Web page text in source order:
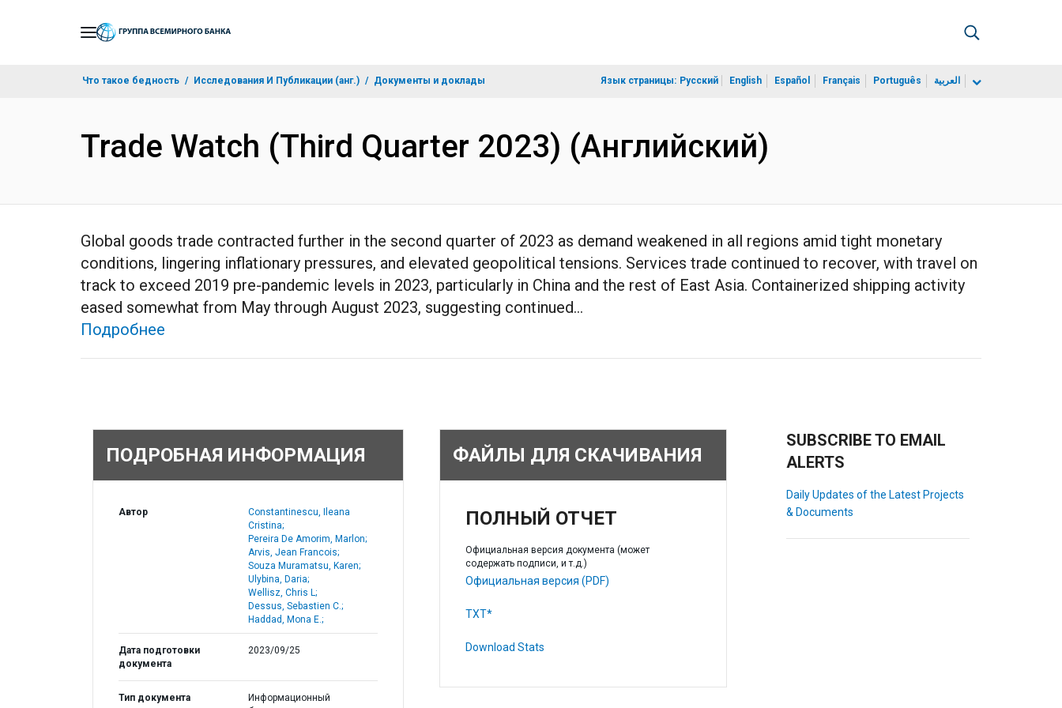
Что такое бедность Исследования И Публикации (анг.) Документы и доклады Язык страницы: Русский English Español Français Português العربية
Trade Watch (Third Quarter 2023) (Английский)
Global goods trade contracted further in the second quarter of 2023 as demand weakened in all regions amid tight monetary
conditions, lingering inflationary pressures, and elevated geopolitical tensions. Services trade continued to recover, with travel on
track to exceed 2019 pre-pandemic levels in 2023, particularly in China and the rest of East Asia. Containerized shipping activity
eased somewhat from May through August 2023, suggesting continued...
Подробнее
ПОДРОБНАЯ ИНФОРМАЦИЯ
Автор
Constantinescu, Ileana
Cristina;
Pereira De Amorim, Marlon;
Arvis, Jean Francois;
Souza Muramatsu, Karen;
Ulybina, Daria;
Wellisz, Chris L;
Dessus, Sebastien C.;
Haddad, Mona E.;
Дата подготовки
документа
2023/09/25
Тип документа
Информационный
ФАЙЛЫ ДЛЯ СКАЧИВАНИЯ
ПОЛНЫЙ ОТЧЕТ
Официальная версия документа (может
содержать подписи, и т.д.)
Официальная версия (PDF)
TXT*
Download Stats
SUBSCRIBE TO EMAIL
ALERTS
Daily Updates of the Latest Projects
& Documents